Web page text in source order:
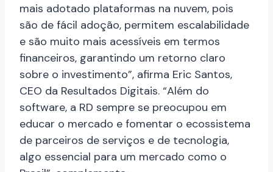
mais adotado plataformas na nuvem, pois
são de fácil adoção, permitem escalabilidade
e são muito mais acessíveis em termos
financeiros, garantindo um retorno claro
sobre o investimento”, afirma ​Eric Santos,​
CEO da Resultados Digitais. “Além do
software, a RD sempre se preocupou em
educar o mercado e fomentar o ecossistema
de parceiros de serviços e de tecnologia,
algo essencial para um mercado como o